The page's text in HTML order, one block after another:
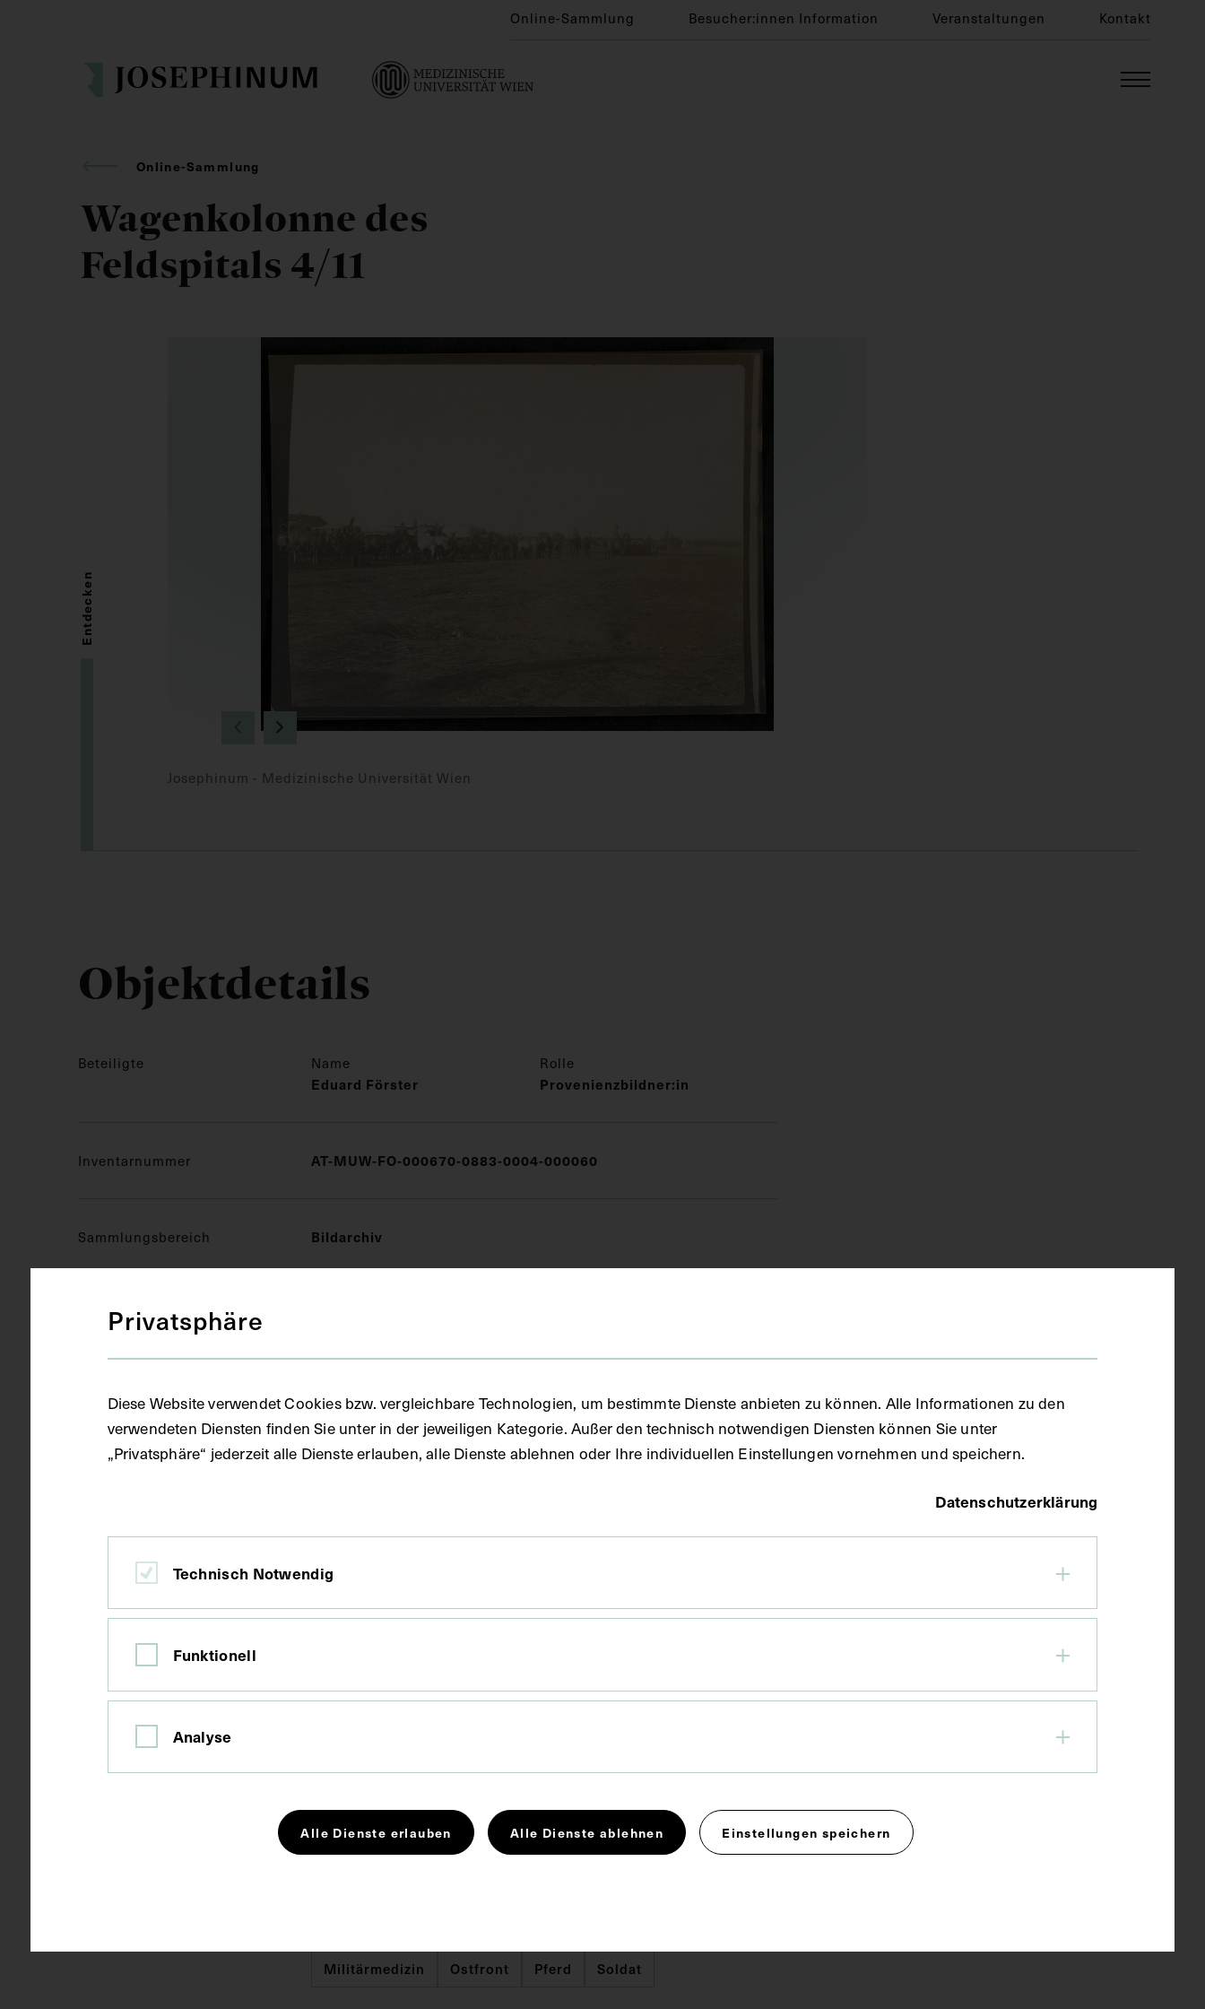
Online-Sammlung Besucher:innen Information Veranstaltungen Kontakt
Online-Sammlung
Wagenkolonne des
Feldspitals 4/11
Josephinum - Medizinische Universität Wien
Entdecken
Objektdetails
Beteiligte Name Rolle
Eduard Förster Provenienzbildner:in
Inventarnummer AT-MUW-FO-000670-0883-0004-000060
Sammlungsbereich Bildarchiv
Medizinisches Fachgebiet
Gegenstand Fotoalbum
Datierung 1915
Russische Föderation
Material Papier
Technik Fotografie
Bildmaß 8,8 x 11,8 cm
Militärmedizin
Ostfront Pferd Soldat
Privatsphäre
Diese Website verwendet Cookies bzw. vergleichbare Technologien, um bestimmte Dienste anbieten zu können. Alle Informationen zu den
verwendeten Diensten finden Sie unter in der jeweiligen Kategorie. Außer den technisch notwendigen Diensten können Sie unter
„Privatsphäre“ jederzeit alle Dienste erlauben, alle Dienste ablehnen oder Ihre individuellen Einstellungen vornehmen und speichern.
Datenschutzerklärung
Technisch Notwendig
Funktionell
Analyse
Alle Dienste erlauben Alle Dienste ablehnen Einstellungen speichern